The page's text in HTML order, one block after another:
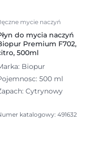
mycie naczyń
do mycia naczyń
Premium F702,
500ml
Biopur
500 ml
Cytrynowy
katalogowy: 491632